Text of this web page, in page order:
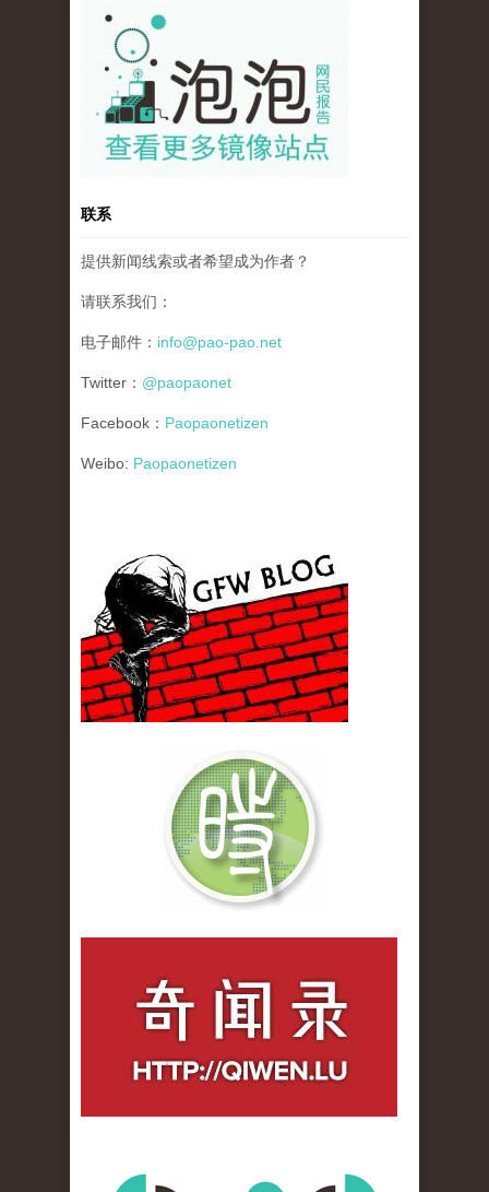
pao-pao-banner-mirror-site-120814.jpg
联系
提供新闻线索或者希望成为作者？
请联系我们：
电子邮件： info@pao-pao.net
Twitter： @paopaonet
Facebook： Paopaonetizen
Weibo: Paopaonetizen
gfw_blog_small.jpg